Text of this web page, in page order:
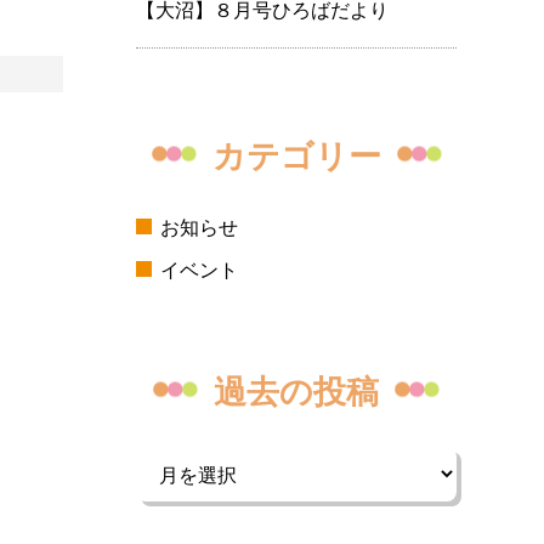
【大沼】８月号ひろばだより
カテゴリー
お知らせ
イベント
過去の投稿